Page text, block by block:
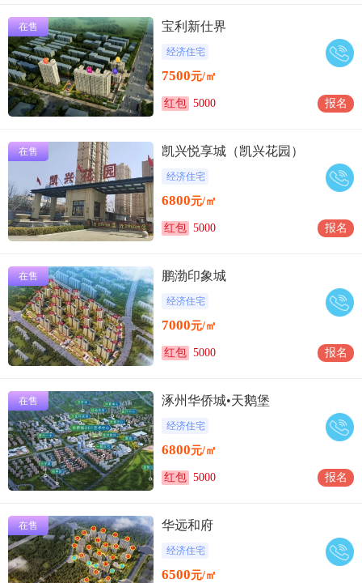
在售 宝利新仕界
经济住宅
7500元/㎡
红包 5000 报名
在售 凯兴悦享城（凯兴花园）
经济住宅
6800元/㎡
红包 5000 报名
在售 鹏渤印象城
经济住宅
7000元/㎡
红包 5000 报名
在售 涿州华侨城•天鹅堡
经济住宅
6800元/㎡
红包 5000 报名
在售 华远和府
经济住宅
6500元/㎡